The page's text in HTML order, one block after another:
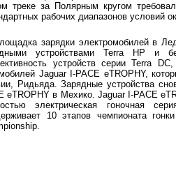
треке за Полярным кругом
рабочих диапазонов условий
зарядки электромобилей в
устройствами Terra HP и
устройств серии Terra
Jaguar I-PACE eTROPHY,
Ридьяда. Зарядные устройства
eTROPHY в Мехико. Jaguar I-PACE
электрическая гоночная
10 этапов чемпионата